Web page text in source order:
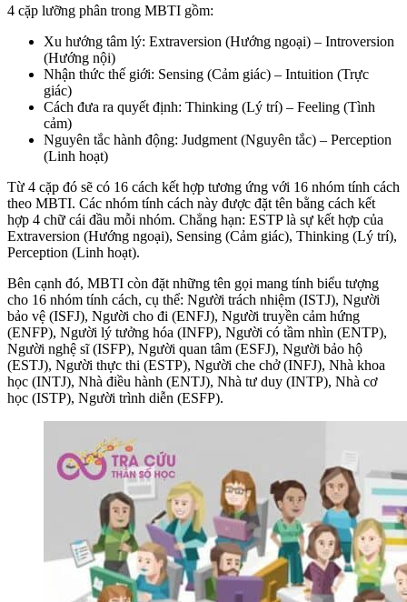
4 cặp lưỡng phân trong MBTI gồm:
Xu hướng tâm lý: Extraversion (Hướng ngoại) – Introversion
(Hướng nội)
Nhận thức thế giới: Sensing (Cảm giác) – Intuition (Trực
giác)
Cách đưa ra quyết định: Thinking (Lý trí) – Feeling (Tình
cảm)
Nguyên tắc hành động: Judgment (Nguyên tắc) – Perception
(Linh hoạt)
Từ 4 cặp đó sẽ có 16 cách kết hợp tương ứng với 16 nhóm tính cách
theo MBTI. Các nhóm tính cách này được đặt tên bằng cách kết
hợp 4 chữ cái đầu mỗi nhóm. Chẳng hạn: ESTP là sự kết hợp của
Extraversion (Hướng ngoại), Sensing (Cảm giác), Thinking (Lý trí),
Perception (Linh hoạt).
Bên cạnh đó, MBTI còn đặt những tên gọi mang tính biểu tượng
cho 16 nhóm tính cách, cụ thể: Người trách nhiệm (ISTJ), Người
bảo vệ (ISFJ), Người cho đi (ENFJ), Người truyền cảm hứng
(ENFP), Người lý tưởng hóa (INFP), Người có tầm nhìn (ENTP),
Người nghệ sĩ (ISFP), Người quan tâm (ESFJ), Người bảo hộ
(ESTJ), Người thực thi (ESTP), Người che chở (INFJ), Nhà khoa
học (INTJ), Nhà điều hành (ENTJ), Nhà tư duy (INTP), Nhà cơ
học (ISTP), Người trình diễn (ESFP).